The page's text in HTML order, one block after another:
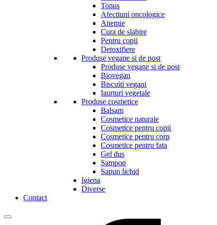
Tonus
Afectiuni oncologice
Anemie
Cura de slabire
Pentru copii
Detoxifiere
Produse vegane si de post
Produse vegane si de post
Biovegan
Biscuiti vegani
Iaurturi vegetale
Produse cosmetice
Balsam
Cosmetice naturale
Cosmetice pentru copii
Cosmetice pentru corp
Cosmetice pentru fata
Gel dus
Sampon
Sapun lichid
Igiena
Diverse
Contact